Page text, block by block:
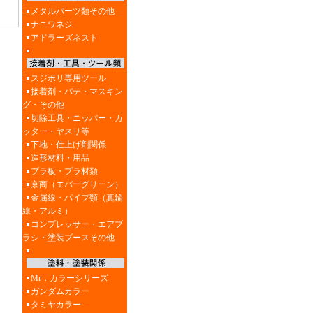
メタルパーツ類その他
ナニワネジ
アドラーズネスト
スジボリ専用ツール
接着剤・パテ・マスキン
グ・その他
切除工具・ニッパー・カ
ッター・ヤスリ等
下地・仕上げ剤関係
造形材料・用品
プラ板・プラ材類
京商（エバーグリーン）
金属線・パイプ類（真鍮
線・アルミ）
コンプレッサー・エアブ
ラシ・塗装ブースその他
Mr．カラーシリーズ
ガンダムカラー
タミヤカラー